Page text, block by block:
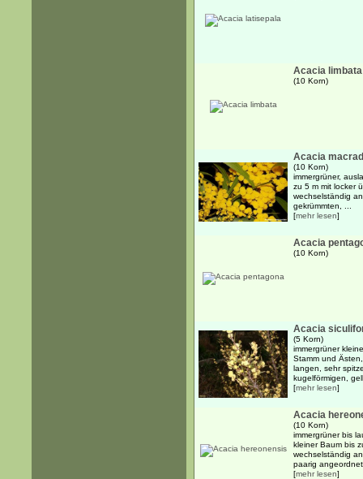
Acacia limbata
(10 Korn)
Acacia
(10 Korn)
immergrüner,
zu 5 m mit locker
wechselständig
gekrümmten, ...
[mehr lesen]
Acacia
(10 Korn)
Acacia
(5 Korn)
immergrüner
Stamm und
langen, sehr
kugelförmigen,
[mehr lesen]
Acacia
(10 Korn)
immergrüner bis
kleiner Baum bis
wechselständig
paarig
[mehr lesen]